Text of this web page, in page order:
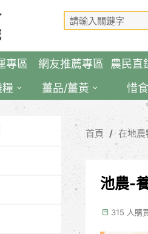
專區 網友推薦專區 農民直
糧 薑品/薑黃 惜
首頁 在地農
池農-
315 人購